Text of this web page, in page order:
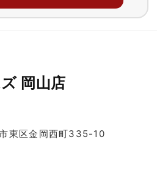
岡山店
東区金岡西町335-10